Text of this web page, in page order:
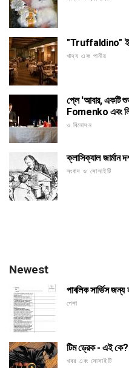
"Truffaldino"
খাদ্য এবং পানীয়
প্লে 'আবার, একটি
Fomenko এবং
ও বিনোদন
ক্লাসিক্যাল জার্মান
সংবাদ ও সোসাইটি
Newest
পাবলিক সার্ভিস
পেশা
টিম ড্রেক - এই কে?
খবর এবং সোসাইটি